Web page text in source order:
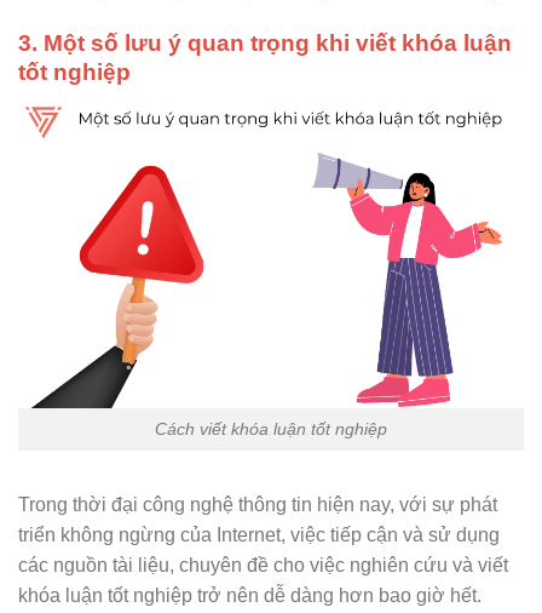
3. Một số lưu ý quan trọng khi viết khóa luận
tốt nghiệp
Cách viết khóa luận tốt nghiệp
Trong thời đại công nghệ thông tin hiện nay, với sự phát
triển không ngừng của Internet, việc tiếp cận và sử dụng
các nguồn tài liệu, chuyên đề cho việc nghiên cứu và viết
khóa luận tốt nghiệp trở nên dễ dàng hơn bao giờ hết.